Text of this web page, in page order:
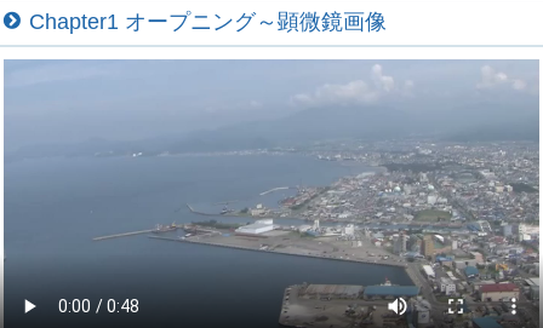
Chapter1 オープニング～顕微鏡画像